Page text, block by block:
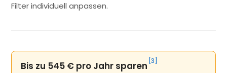
Filter individuell anpassen.
Bis zu 545 € pro Jahr sparen [3]